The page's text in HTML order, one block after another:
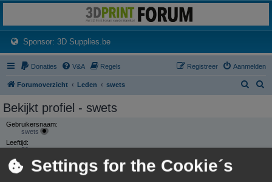
Het 3D print forum van de Benelux na de sluiting van 3dprintforum.nl
Sponsor: 3D Supplies.be(Opens a new tab)
Donaties V&A Regels Aanmelden
Registreer
Forumoverzicht Leden swets
Bekijkt profiel - swets
Gebruikersnaam:
swets
Leeftijd:
59
Groepen:Settings for the Cookie´s